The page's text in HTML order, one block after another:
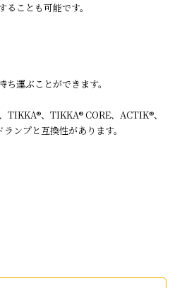
ことも可能です。
運ぶことができます。
、TIKKA® CORE、ACTIK®、
ンプと互換性があります。